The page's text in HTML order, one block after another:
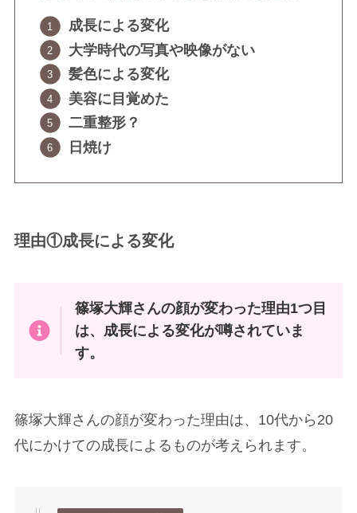
成長による変化
大学時代の写真や映像がない
髪色による変化
美容に目覚めた
二重整形？
日焼け
理由①成長による変化
篠塚大輝さんの顔が変わった理由1つ目
は、成長による変化が噂されていま
す。
篠塚大輝さんの顔が変わった理由は、10代から20
代にかけての成長によるものが考えられます。